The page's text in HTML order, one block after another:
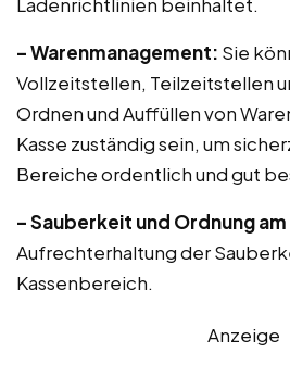
– Warenmanagement: Sie
Vollzeitstellen, Teilzeitstellen
Ordnen und Auffüllen von
Kasse zuständig sein, um
Bereiche ordentlich und gut
– Sauberkeit und Ordnung
Aufrechterhaltung der
Kassenbereich.
Anzeige